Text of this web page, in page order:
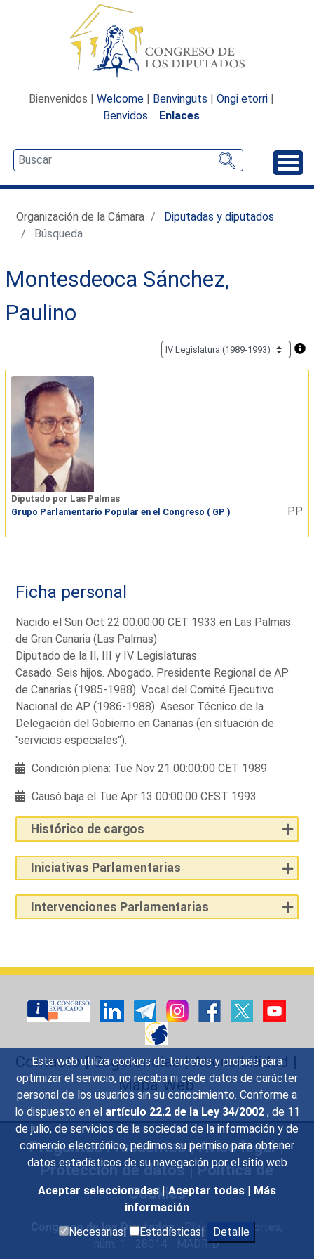
Esta web utiliza cookies de terceros y propias para
optimizar el servicio, no recaba ni cede datos de carácter
personal de los usuarios sin su conocimiento. Conforme a
lo dispuesto en el artículo 22.2 de la Ley 34/2002 , de 11
de julio, de servicios de la sociedad de la información y de
comercio electrónico, pedimos su permiso para obtener
datos estadísticos de su navegación por el sitio web
Aceptar seleccionadas | Aceptar todas | Más
información
Necesarias|
Estadísticas| Detalle
Bienvenidos | Welcome | Benvinguts | Ongi etorri |
Benvidos
Enlaces
Organización de la Cámara
Diputadas y diputados
Búsqueda
Montesdeoca Sánchez,
Paulino
Diputado por Las Palmas
Grupo Parlamentario Popular en el Congreso ( GP )
PP
Ficha personal
Nacido el Sun Oct 22 00:00:00 CET 1933 en Las Palmas
de Gran Canaria (Las Palmas)
Diputado de la II, III y IV Legislaturas
Casado. Seis hijos. Abogado. Presidente Regional de AP
de Canarias (1985-1988). Vocal del Comité Ejecutivo
Nacional de AP (1986-1988). Asesor Técnico de la
Delegación del Gobierno en Canarias (en situación de
"servicios especiales").
Condición plena: Tue Nov 21 00:00:00 CET 1989
Causó baja el Tue Apr 13 00:00:00 CEST 1993
Histórico de cargos
Iniciativas Parlamentarias
Intervenciones Parlamentarias
Contacto|Sugerencias|Accesibilidad |
Mapa Web
Preguntas Frecuentes|Aviso legal|
Protección de datos|Política de
Cookies
Congreso de los Diputados- Plaza de las Cortes,
núm. 1 - 28014 - MADRID